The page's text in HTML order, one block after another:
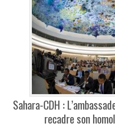
Sahara-CDH :
recadre son